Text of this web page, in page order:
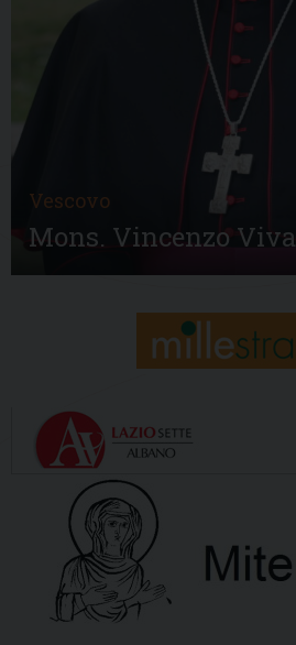
Vescovo
Mons. Vincenzo Viva